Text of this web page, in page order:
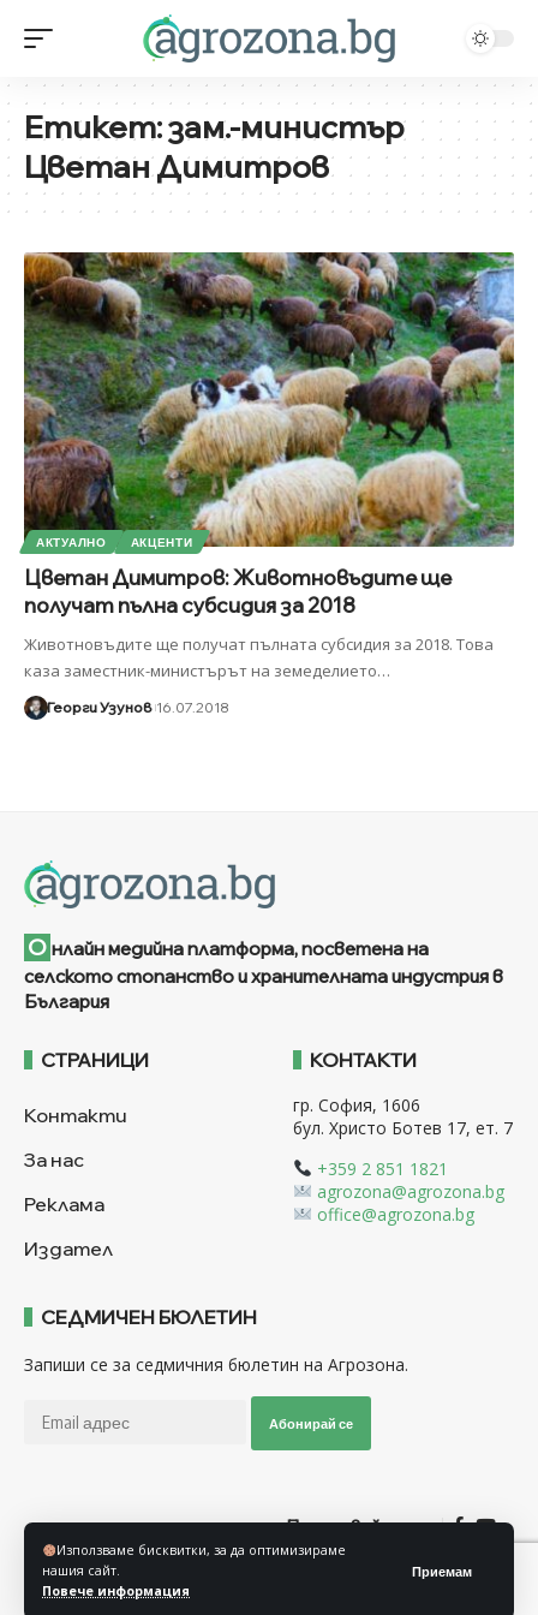
Използваме бисквитки, за да оптимизираме
нашия сайт.
Повече информация
Приемам
Етикет:зам.-министър
Цветан Димитров
АКТУАЛНО АКЦЕНТИ
Цветан Димитров: Животновъдите ще
получат пълна субсидия за 2018
Животновъдите ще получат пълната субсидия за 2018. Това
каза заместник-министърът на земеделието…
Георги Узунов 16.07.2018
О нлайн медийна платформа, посветена на
селското стопанство и хранителната индустрия в
България
СТРАНИЦИ
Контакти
За нас
Реклама
Издател
КОНТАКТИ
гр. София, 1606
бул. Христо Ботев 17, ет. 7
+359 2 851 1821
agrozona@agrozona.bg
office@agrozona.bg
СЕДМИЧЕН БЮЛЕТИН
Запиши се за седмичния бюлетин на Агрозона.
Абонирай се
Последвайте ни
Общи условия
Политика за използване на “Бисквитки”